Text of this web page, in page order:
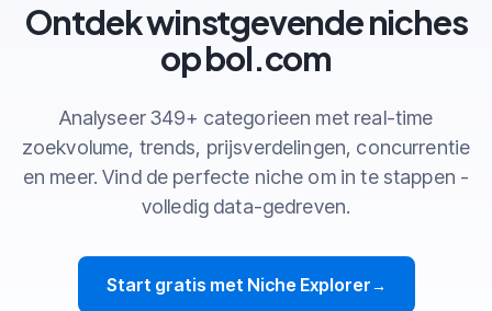
Ontdek winstgevende niches
op bol.com
Analyseer 349+ categorieen met real-time
zoekvolume, trends, prijsverdelingen, concurrentie
en meer. Vind de perfecte niche om in te stappen -
volledig data-gedreven.
Start gratis met Niche Explorer→